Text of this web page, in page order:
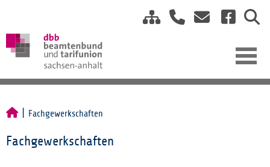
Fachgewerkschaften
Fachgewerkschaften